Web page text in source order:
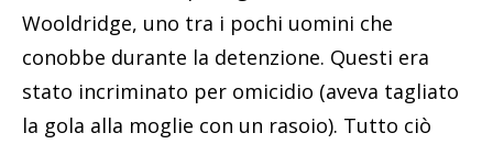
Wooldridge, uno tra i pochi uomini che
conobbe durante la detenzione. Questi era
stato incriminato per omicidio (aveva tagliato
la gola alla moglie con un rasoio). Tutto ciò